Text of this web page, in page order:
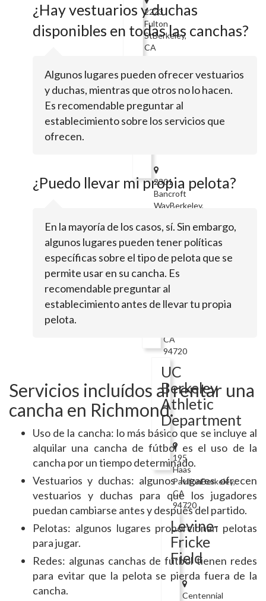
2223
Fulton
StBerkeley,
CA
UC
Berkeley
Department
Recreational
2301
Bancroft
WayBerkeley,
94720
Evans
Diamond
Frank
CA
94720
UC
Berkeley
Athletic
Department
195
Haas
PavilionBerkeley,
CA
94720
Levine-
Fricke
Field
Centennial
¿Hay vestuarios y duchas
disponibles en todas las canchas?
Algunos lugares pueden ofrecer vestuarios
y duchas, mientras que otros no lo hacen.
Es recomendable preguntar al
establecimiento sobre los servicios que
ofrecen.
¿Puedo llevar mi propia pelota?
En la mayoría de los casos, sí. Sin embargo,
algunos lugares pueden tener políticas
específicas sobre el tipo de pelota que se
permite usar en su cancha. Es
recomendable preguntar al
establecimiento antes de llevar tu propia
pelota.
Servicios incluídos al rentar una
cancha en Richmond.
Uso de la cancha: lo más básico que se incluye al
alquilar una cancha de fútbol es el uso de la
cancha por un tiempo determinado.
Vestuarios y duchas: algunos lugares ofrecen
vestuarios y duchas para que los jugadores
puedan cambiarse antes y después del partido.
Pelotas: algunos lugares proporcionan pelotas
para jugar.
Redes: algunas canchas de fútbol tienen redes
para evitar que la pelota se pierda fuera de la
cancha.